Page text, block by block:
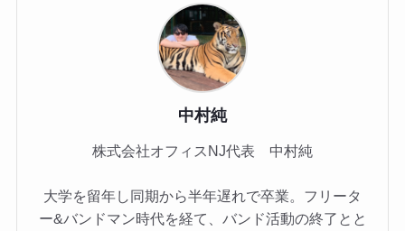
中村純
株式会社オフィスNJ代表 中村純
大学を留年し同期から半年遅れで卒業。フリータ
ー&バンドマン時代を経て、バンド活動の終了とと